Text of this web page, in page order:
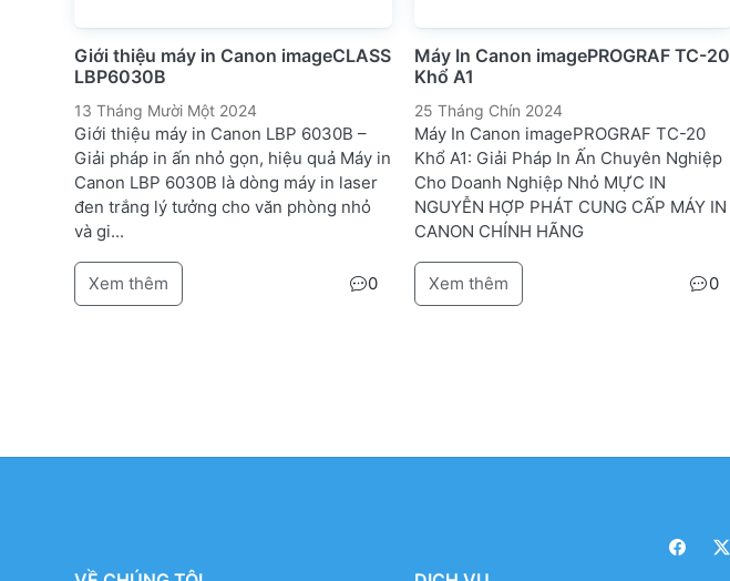
Giới thiệu máy in Canon imageCLASS
LBP6030B
13 Tháng Mười Một 2024
Giới thiệu máy in Canon LBP 6030B –
Giải pháp in ấn nhỏ gọn, hiệu quả Máy in
Canon LBP 6030B là dòng máy in laser
đen trắng lý tưởng cho văn phòng nhỏ
và gi...
Xem thêm 0
Máy In Canon imagePROGRAF TC-20
Khổ A1
25 Tháng Chín 2024
Máy In Canon imagePROGRAF TC-20
Khổ A1: Giải Pháp In Ấn Chuyên Nghiệp
Cho Doanh Nghiệp Nhỏ MỰC IN
NGUYỄN HỢP PHÁT CUNG CẤP MÁY IN
CANON CHÍNH HÃNG
Xem thêm 0